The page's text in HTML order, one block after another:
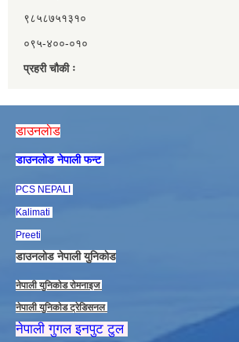
९८५८७५१३१०
०९५-४००-०१०
प्रहरी चौकी ः
डाउनलाेड
डाउनलाेड नेपाली फन्ट
PCS NEPALI
Kalimati
Preeti
डाउनलाेड नेपाली युनिकाेड
नेपाली युनिकाेड राेमनाइज
नेपाली युनिकाेड ट्रेडिसनल
नेपाली गुगल इनपुट टुल